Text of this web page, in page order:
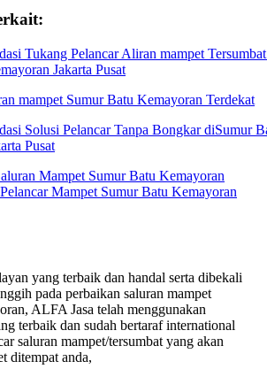
Tukang Pelancar Aliran mampet
Jakarta Pusat
mampet Sumur Batu Kemayoran Terdekat
Solusi Pelancar Tanpa Bongkar diSumur
Pusat
Mampet Sumur Batu Kemayoran
Mampet Sumur Batu Kemayoran
yang terbaik dan handal serta dibekali
pada perbaikan saluran mampet
ALFA Jasa telah menggunakan
terbaik dan sudah bertaraf international
saluran mampet/tersumbat yang akan
ditempat anda,